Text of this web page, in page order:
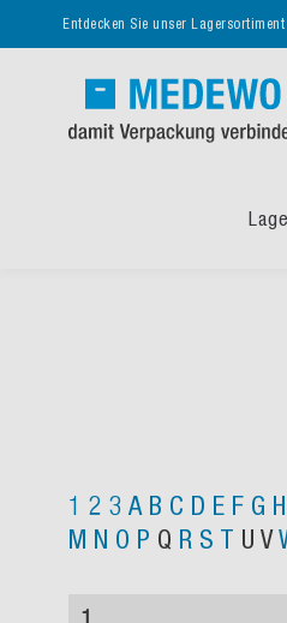
Entdecken Sie unser
1 2 3 A B C D E F G H
M N O P Q R S T U V